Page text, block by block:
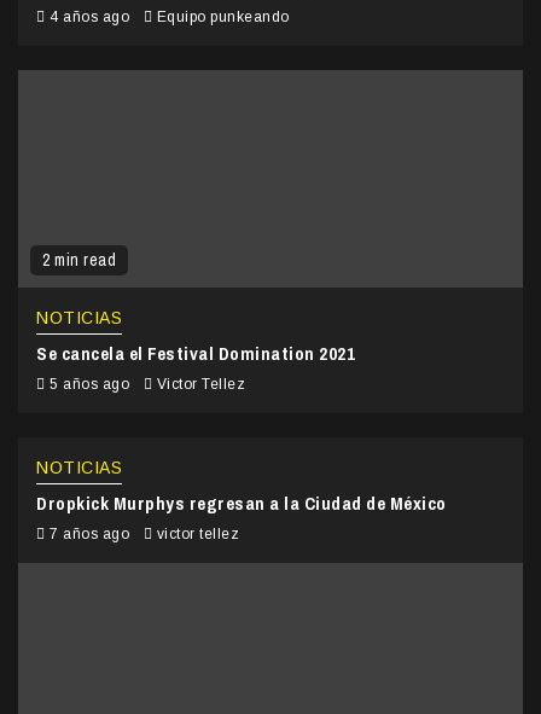
4 años ago Equipo punkeando
2 min read
NOTICIAS
Se cancela el Festival Domination 2021
5 años ago Victor Tellez
NOTICIAS
Dropkick Murphys regresan a la Ciudad de México
7 años ago victor tellez